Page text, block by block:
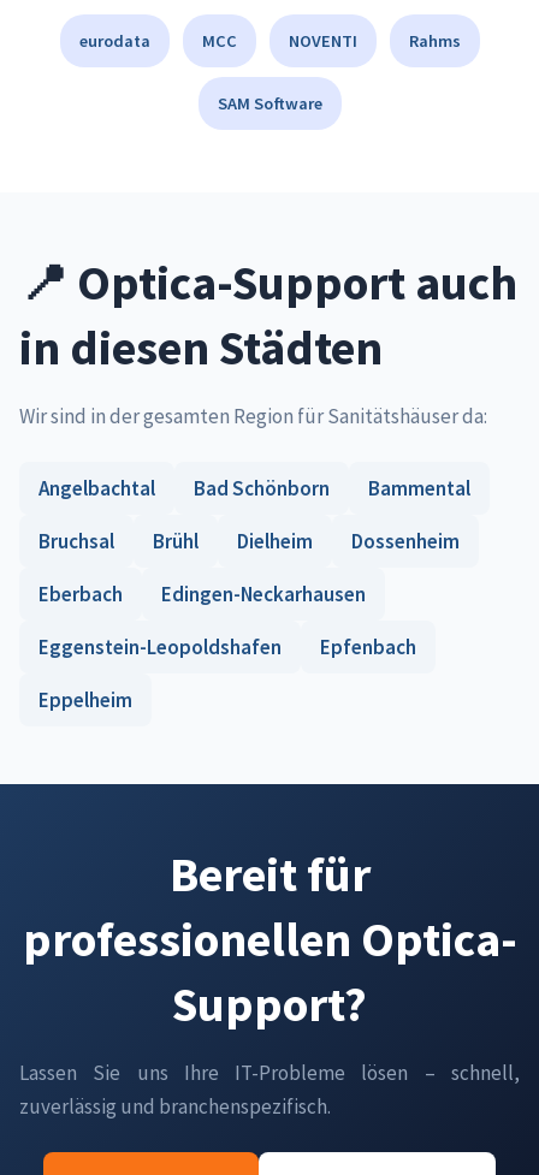
eurodata MCC NOVENTI Rahms
SAM Software
📍 Optica-Support auch
in diesen Städten
Wir sind in der gesamten Region für Sanitätshäuser da:
Angelbachtal Bad Schönborn
Bammental
Bruchsal
Brühl Dielheim
Dossenheim
Eberbach
Edingen-Neckarhausen
Eggenstein-Leopoldshafen
Epfenbach
Eppelheim
Bereit für
professionellen Optica-
Support?
Lassen Sie uns Ihre IT-Probleme lösen – schnell,
zuverlässig und branchenspezifisch.